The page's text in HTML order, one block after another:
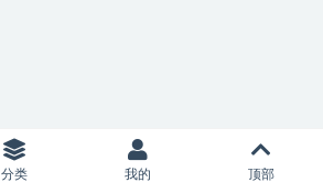
分类 我的 顶部